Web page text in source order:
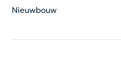
Nieuwbouw